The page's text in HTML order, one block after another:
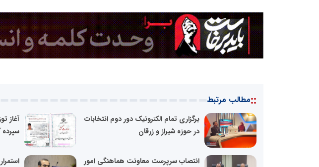
::مطالب مرتبط
برگزاری تمام الکترونیک دور دوم انتخابات
در حوزه شیراز و زرقان
آغاز
سپرده
انتصاب سرپرست معاونت هماهنگی امور